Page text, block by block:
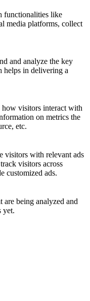
functionalities like
media platforms, collect
and analyze the key
helps in delivering a
how visitors interact with
on metrics the
etc.
visitors with relevant ads
visitors across
customized ads.
are being analyzed and
yet.